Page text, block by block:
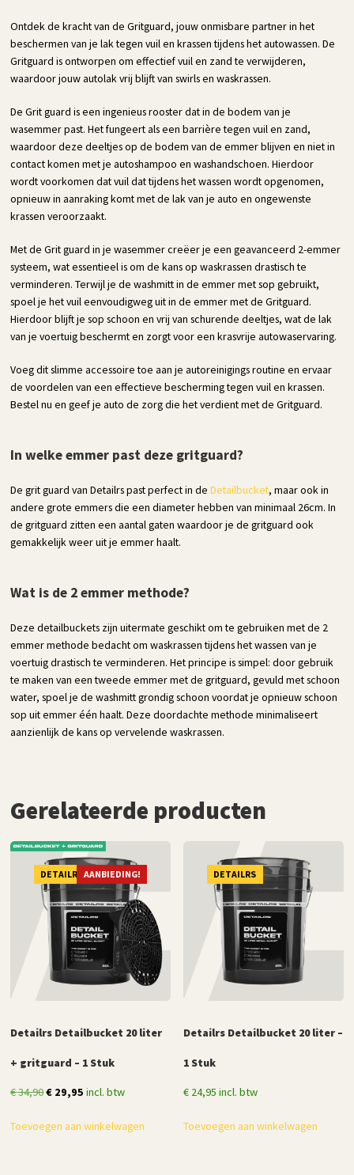
Ontdek de kracht van de Gritguard, jouw onmisbare partner in het
beschermen van je lak tegen vuil en krassen tijdens het autowassen. De
Gritguard is ontworpen om effectief vuil en zand te verwijderen,
waardoor jouw autolak vrij blijft van swirls en waskrassen.
De Grit guard is een ingenieus rooster dat in de bodem van je
wasemmer past. Het fungeert als een barrière tegen vuil en zand,
waardoor deze deeltjes op de bodem van de emmer blijven en niet in
contact komen met je autoshampoo en washandschoen. Hierdoor
wordt voorkomen dat vuil dat tijdens het wassen wordt opgenomen,
opnieuw in aanraking komt met de lak van je auto en ongewenste
krassen veroorzaakt.
Met de Grit guard in je wasemmer creëer je een geavanceerd 2-emmer
systeem, wat essentieel is om de kans op waskrassen drastisch te
verminderen. Terwijl je de washmitt in de emmer met sop gebruikt,
spoel je het vuil eenvoudigweg uit in de emmer met de Gritguard.
Hierdoor blijft je sop schoon en vrij van schurende deeltjes, wat de lak
van je voertuig beschermt en zorgt voor een krasvrije autowaservaring.
Voeg dit slimme accessoire toe aan je autoreinigings routine en ervaar
de voordelen van een effectieve bescherming tegen vuil en krassen.
Bestel nu en geef je auto de zorg die het verdient met de Gritguard.
In welke emmer past deze gritguard?
De grit guard van Detailrs past perfect in deDetailbucket, maar ook in
andere grote emmers die een diameter hebben van minimaal 26cm. In
de gritguard zitten een aantal gaten waardoor je de gritguard ook
gemakkelijk weer uit je emmer haalt.
Wat is de 2 emmer methode?
Deze detailbuckets zijn uitermate geschikt om te gebruiken met de 2
emmer methode bedacht om waskrassen tijdens het wassen van je
voertuig drastisch te verminderen. Het principe is simpel: door gebruik
te maken van een tweede emmer met de gritguard, gevuld met schoon
water, spoel je de washmitt grondig schoon voordat je opnieuw schoon
sop uit emmer één haalt. Deze doordachte methode minimaliseert
aanzienlijk de kans op vervelende waskrassen.
Gerelateerde producten
AANBIEDING!
DETAILRS
Detailrs Detailbucket 20 liter
+ gritguard – 1 Stuk
€34,90Oorspronkelijke
was:
€ 29,95 Huidige
is:
incl. btw
Toevoegen aan winkelwagen
DETAILRS
Detailrs Detailbucket 20 liter –
1 Stuk
€ 24,95 incl. btw
Toevoegen aan winkelwagen